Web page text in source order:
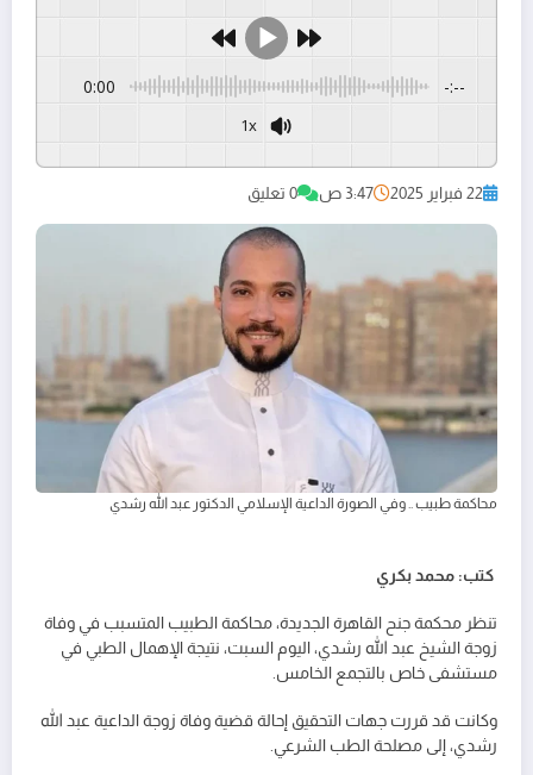
0:00 -:--
1x
Powered By
22 فبراير 2025 3:47 ص 0 تعليق
محاكمة طبيب .. وفي الصورة الداعية الإسلامي الدكتور عبد الله رشدي
كتب: محمد بكري
تنظر محكمة جنح القاهرة الجديدة، محاكمة الطبيب المتسبب في وفاة
زوجة الشيخ عبد الله رشدي، اليوم السبت، نتيجة الإهمال الطبي في
مستشفى خاص بالتجمع الخامس.
وكانت قد قررت جهات التحقيق إحالة قضية وفاة زوجة الداعية عبد الله
رشدي، إلى مصلحة الطب الشرعي.